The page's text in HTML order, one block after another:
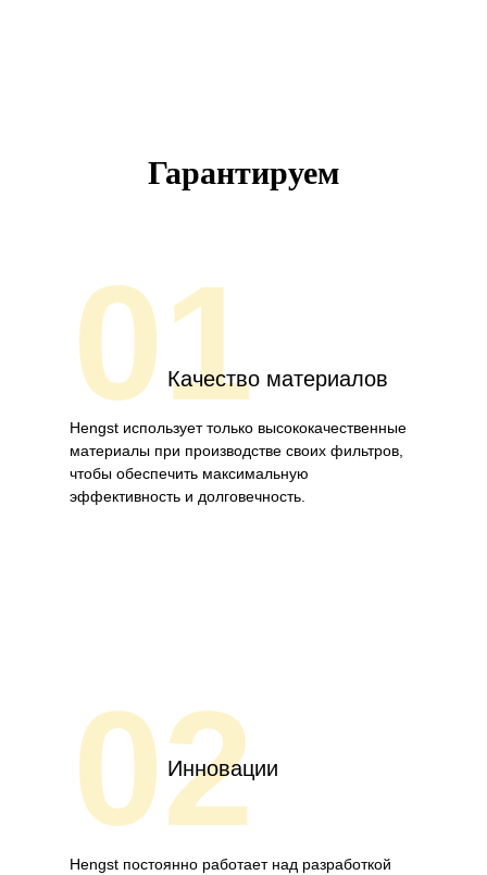
Гарантируем
01Качество материалов
Hengst использует только высококачественные
материалы при производстве своих фильтров,
чтобы обеспечить максимальную
эффективность и долговечность.
02
Инновации
Hengst постоянно работает над разработкой